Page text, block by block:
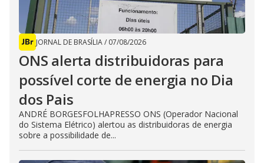
JORNAL DE BRASÍLIA/ 07/08/2026
ONS alerta distribuidoras para
possível corte de energia no Dia
dos Pais
ANDRÉ BORGESFOLHAPRESSO ONS (Operador Nacional
do Sistema Elétrico) alertou as distribuidoras de energia
sobre a possibilidade de...